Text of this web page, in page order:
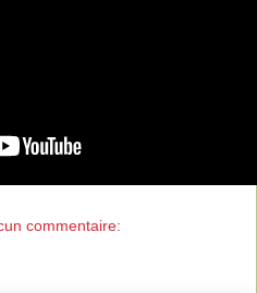
commentaire: